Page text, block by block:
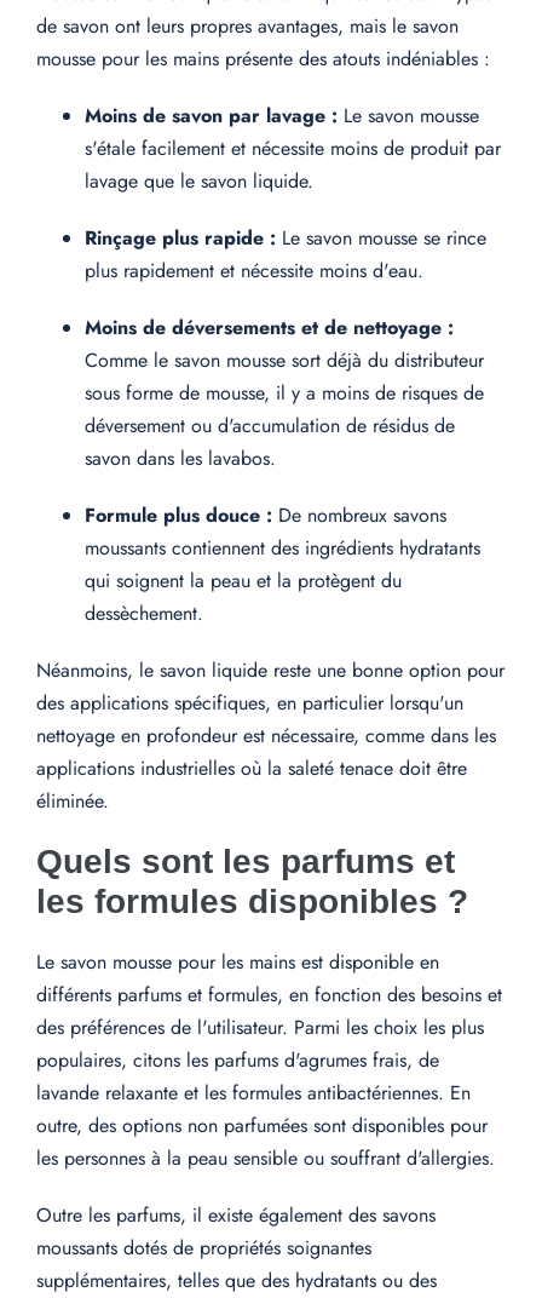
de savon ont leurs propres avantages, mais le savon
mousse pour les mains présente des atouts indéniables :
Moins de savon par lavage : Le savon mousse
s'étale facilement et nécessite moins de produit par
lavage que le savon liquide.
Rinçage plus rapide : Le savon mousse se rince
plus rapidement et nécessite moins d'eau.
Moins de déversements et de nettoyage :
Comme le savon mousse sort déjà du distributeur
sous forme de mousse, il y a moins de risques de
déversement ou d'accumulation de résidus de
savon dans les lavabos.
Formule plus douce : De nombreux savons
moussants contiennent des ingrédients hydratants
qui soignent la peau et la protègent du
dessèchement.
Néanmoins, le savon liquide reste une bonne option pour
des applications spécifiques, en particulier lorsqu'un
nettoyage en profondeur est nécessaire, comme dans les
applications industrielles où la saleté tenace doit être
éliminée.
Quels sont les parfums et
les formules disponibles ?
Le savon mousse pour les mains est disponible en
différents parfums et formules, en fonction des besoins et
des préférences de l'utilisateur. Parmi les choix les plus
populaires, citons les parfums d'agrumes frais, de
lavande relaxante et les formules antibactériennes. En
outre, des options non parfumées sont disponibles pour
les personnes à la peau sensible ou souffrant d'allergies.
Outre les parfums, il existe également des savons
moussants dotés de propriétés soignantes
supplémentaires, telles que des hydratants ou des